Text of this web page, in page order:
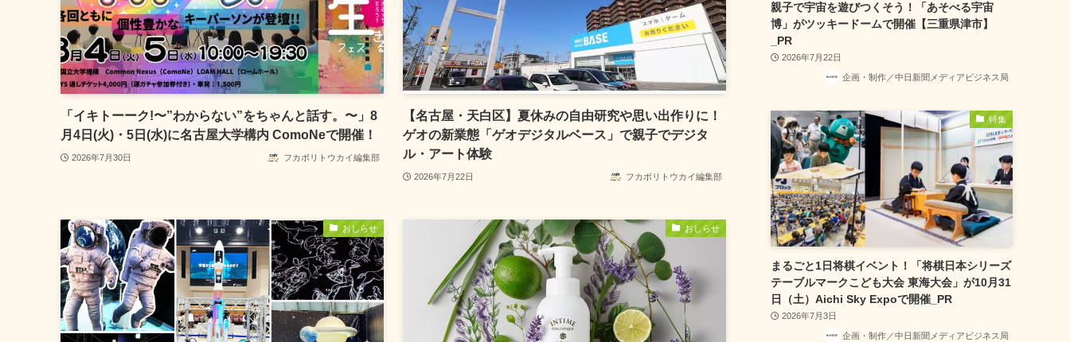
「イキトーーク!〜”わからない”をちゃんと話す。〜」8
月4日(火)・5日(水)に名古屋大学構内 ComoNeで開催！
2026年7月30日 フカボリトウカイ編集部
【名古屋・天白区】夏休みの自由研究や思い出作りに！
ゲオの新業態「ゲオデジタルベース」で親子でデジタ
ル・アート体験
2026年7月22日 フカボリトウカイ編集部
おしらせ おしらせ
親子で宇宙を遊びつくそう！「あそべる宇宙
博」がツッキードームで開催【三重県津市】
_PR
2026年7月22日
企画・制作／中日新聞メディアビジネス局
特集
まるごと1日将棋イベント！「将棋日本シリーズ
テーブルマークこども大会 東海大会」が10月31
日（土）Aichi Sky Expoで開催_PR
2026年7月3日
企画・制作／中日新聞メディアビジネス局